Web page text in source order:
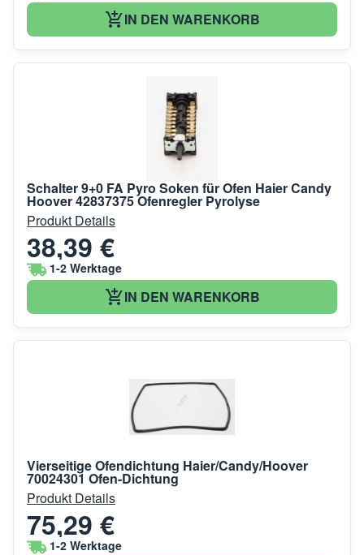
IN DEN WARENKORB
Schalter 9+0 FA Pyro Soken für Ofen Haier Candy
Hoover 42837375 Ofenregler Pyrolyse
Produkt Details
38,39 €
1-2 Werktage
IN DEN WARENKORB
Vierseitige Ofendichtung Haier/Candy/Hoover
70024301 Ofen-Dichtung
Produkt Details
75,29 €
1-2 Werktage